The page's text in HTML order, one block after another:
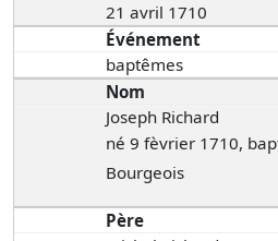
21 avril 1710
Événement
baptêmes
Nom
Joseph Richard
né 9 fèvrier 1710,
Bourgeois
Père